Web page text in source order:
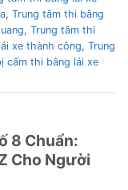
, Trung tâm thi bằng
, Trung tâm thi
xe thành công, Trung
cấm thi bằng lái xe
8 Chuẩn:
Cho Người